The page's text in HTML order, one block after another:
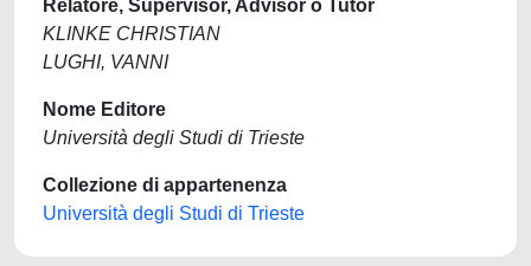
Relatore, Supervisor, Advisor o Tutor
KLINKE CHRISTIAN
LUGHI, VANNI
Nome Editore
Università degli Studi di Trieste
Collezione di appartenenza
Università degli Studi di Trieste